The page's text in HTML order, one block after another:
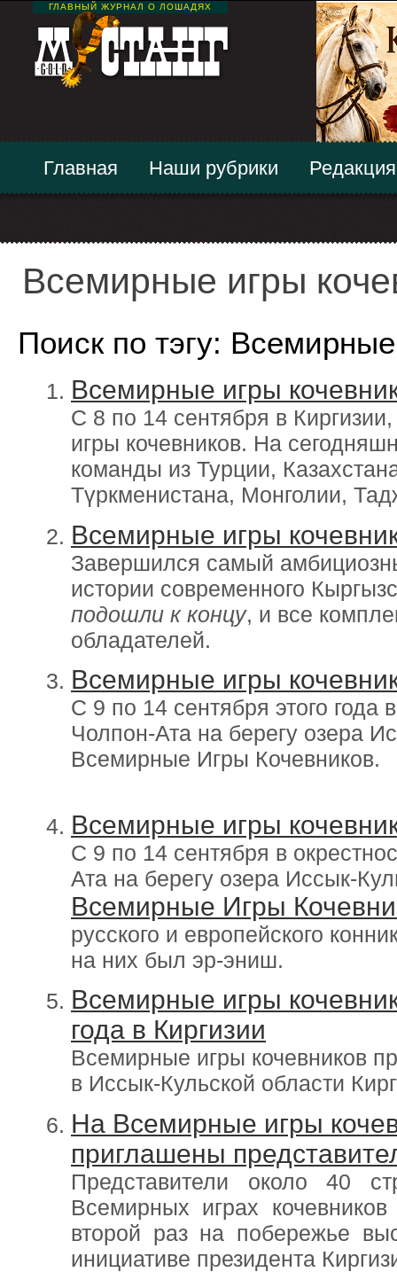
ГЛАВНЫЙ ЖУРНАЛ О ЛОШАДЯХ
Главная Наши рубрики Редакция
Всемирные игры
Поиск по тэгу:
Всемирные игры
С 8 по 14 сентября в
игры кочевников. На
команды из Турции,
Түркменистана, Монголии,
Всемирные игры
Завершился самый
истории современного
подошли к концу, и все
обладателей.
Всемирные игры
С 9 по 14 сентября этого года
Чолпон-Ата на берегу озера
Всемирные Игры Кочевников.
Всемирные игры
С 9 по 14 сентября в
Ата на берегу озера Иссык-
Всемирные Игры
русского и европейского
на них был эр-эниш.
Всемирные игры
года в Киргизии
Всемирные игры кочевников
в Иссык-Кульской области
На Всемирные игры
приглашены
Представители около 40
Всемирных играх
второй раз на побережье
инициативе президента